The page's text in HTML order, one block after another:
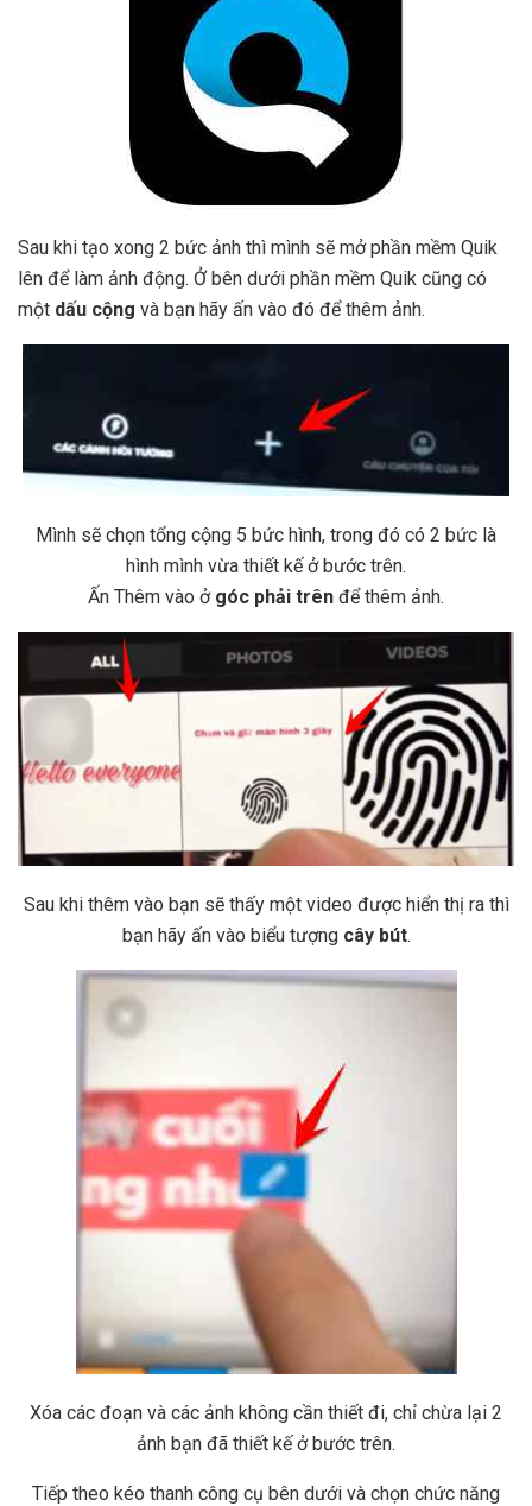
Sau khi tạo xong 2 bức ảnh thì mình sẽ mở phần mềm Quik
lên để làm ảnh động. Ở bên dưới phần mềm Quik cũng có
một dấu cộng và bạn hãy ấn vào đó để thêm ảnh.
Mình sẽ chọn tổng cộng 5 bức hình, trong đó có 2 bức là
hình mình vừa thiết kế ở bước trên.
Ấn Thêm vào ở góc phải trên để thêm ảnh.
Sau khi thêm vào bạn sẽ thấy một video được hiển thị ra thì
bạn hãy ấn vào biểu tượng cây bút.
Xóa các đoạn và các ảnh không cần thiết đi, chỉ chừa lại 2
ảnh bạn đã thiết kế ở bước trên.
Tiếp theo kéo thanh công cụ bên dưới và chọn chức năng